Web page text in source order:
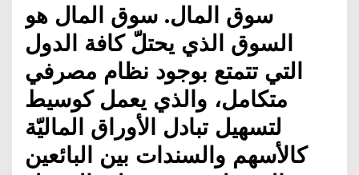
سوق المال. سوق المال هو
السوق الذي يحتلّ كافة الدول
التي تتمتع بوجود نظام مصرفي
متكامل، والذي يعمل كوسيط
لتسهيل تبادل الأوراق الماليّة
كالأسهم والسندات بين البائعين